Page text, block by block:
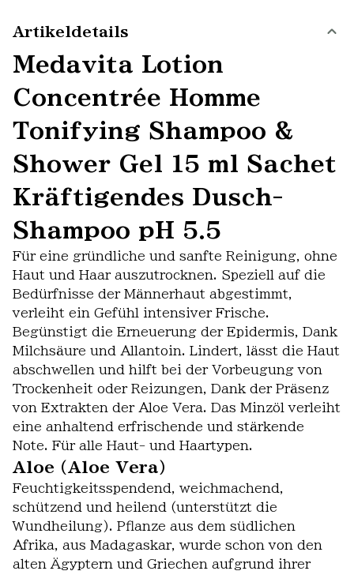
Artikeldetails
Medavita Lotion
Concentrée Homme
Tonifying Shampoo &
Shower Gel 15 ml Sachet
Kräftigendes Dusch-
Shampoo pH 5.5
Für eine gründliche und sanfte Reinigung, ohne
Haut und Haar auszutrocknen. Speziell auf die
Bedürfnisse der Männerhaut abgestimmt,
verleiht ein Gefühl intensiver Frische.
Begünstigt die Erneuerung der Epidermis, Dank
Milchsäure und Allantoin. Lindert, lässt die Haut
abschwellen und hilft bei der Vorbeugung von
Trockenheit oder Reizungen, Dank der Präsenz
von Extrakten der Aloe Vera. Das Minzöl verleiht
eine anhaltend erfrischende und stärkende
Note. Für alle Haut- und Haartypen.
Aloe (Aloe Vera)
Feuchtigkeitsspendend, weichmachend,
schützend und heilend (unterstützt die
Wundheilung). Pflanze aus dem südlichen
Afrika, aus Madagaskar, wurde schon von den
alten Ägyptern und Griechen aufgrund ihrer